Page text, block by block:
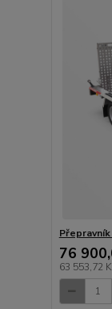
Přepravník
76
63 553,72